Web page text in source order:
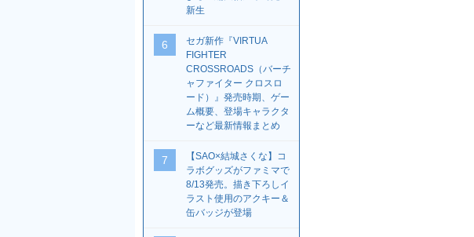
新生
6
セガ新作『VIRTUA
FIGHTER
CROSSROADS（バーチ
ャファイター クロスロ
ード）』発売時期、ゲー
ム概要、登場キャラクタ
ーなど最新情報まとめ
7
【SAO×結城さくな】コ
ラボグッズがファミマで
8/13発売。描き下ろしイ
ラスト使用のアクキー＆
缶バッジが登場